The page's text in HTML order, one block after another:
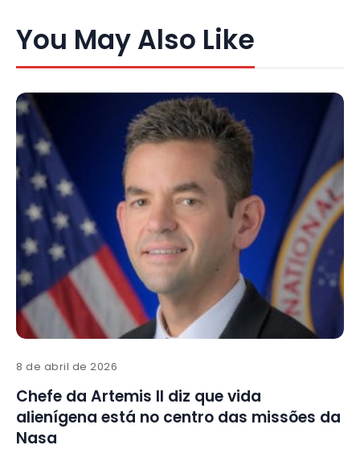
You May Also Like
8 de abril de 2026
Chefe da Artemis II diz que vida
alienígena está no centro das missões da
Nasa